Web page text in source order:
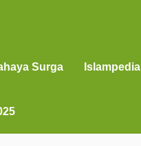
Surga Islampedia